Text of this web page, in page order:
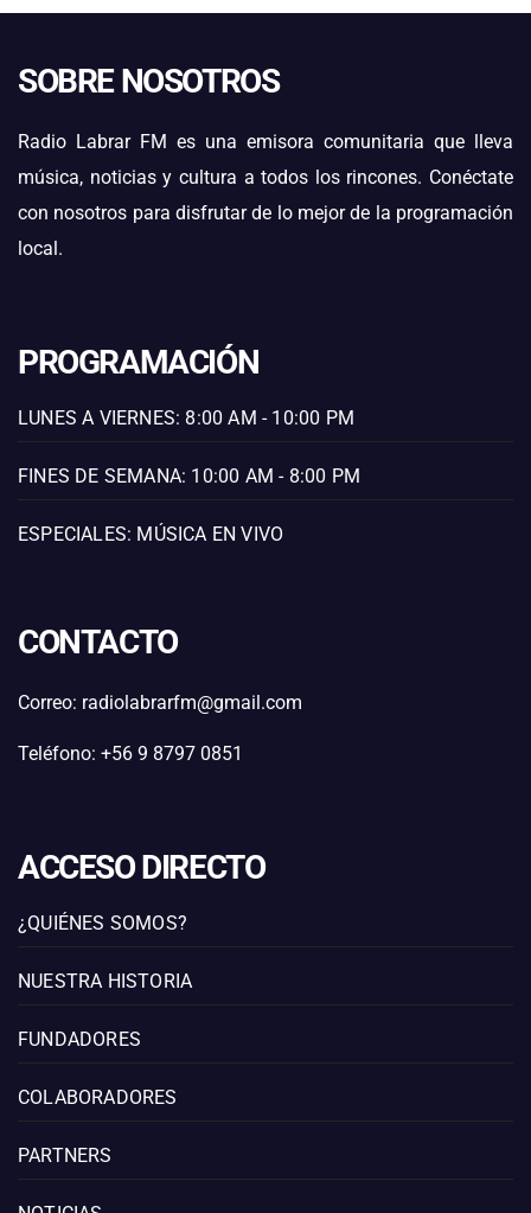
SOBRE NOSOTROS
Radio Labrar FM es una emisora comunitaria que lleva
música, noticias y cultura a todos los rincones. Conéctate
con nosotros para disfrutar de lo mejor de la programación
local.
PROGRAMACIÓN
LUNES A VIERNES: 8:00 AM - 10:00 PM
FINES DE SEMANA: 10:00 AM - 8:00 PM
ESPECIALES: MÚSICA EN VIVO
CONTACTO
Correo: radiolabrarfm@gmail.com
Teléfono: +56 9 8797 0851
ACCESO DIRECTO
¿QUIÉNES SOMOS?
NUESTRA HISTORIA
FUNDADORES
COLABORADORES
PARTNERS